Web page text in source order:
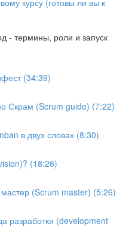
- термины, роли и запуск
(34:39)
Скрам (Scrum guide) (7:22)
в двух словах (8:30)
(18:26)
(Scrum master) (5:26)
разработки (development